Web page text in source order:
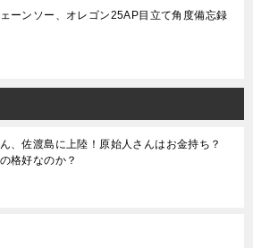
ーンソー、オレゴン25AP目立て角度備忘録
、佐渡島に上陸！原始人さんはお金持ち？
格好なのか？